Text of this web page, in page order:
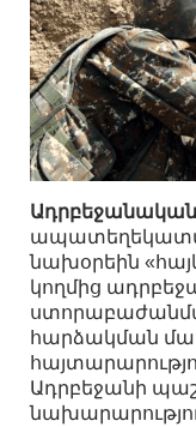
Ադրբեջանական
նախօրեին
կողմից
հարձակման
Ադրբեջանի